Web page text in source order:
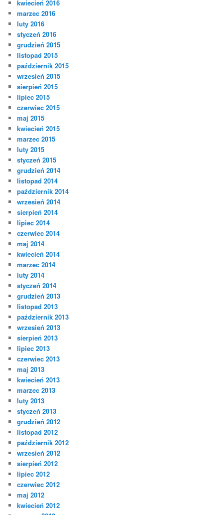
kwiecień 2016
marzec 2016
luty 2016
styczeń 2016
grudzień 2015
listopad 2015
październik 2015
wrzesień 2015
sierpień 2015
lipiec 2015
czerwiec 2015
maj 2015
kwiecień 2015
marzec 2015
luty 2015
styczeń 2015
grudzień 2014
listopad 2014
październik 2014
wrzesień 2014
sierpień 2014
lipiec 2014
czerwiec 2014
maj 2014
kwiecień 2014
marzec 2014
luty 2014
styczeń 2014
grudzień 2013
listopad 2013
październik 2013
wrzesień 2013
sierpień 2013
lipiec 2013
czerwiec 2013
maj 2013
kwiecień 2013
marzec 2013
luty 2013
styczeń 2013
grudzień 2012
listopad 2012
październik 2012
wrzesień 2012
sierpień 2012
lipiec 2012
czerwiec 2012
maj 2012
kwiecień 2012